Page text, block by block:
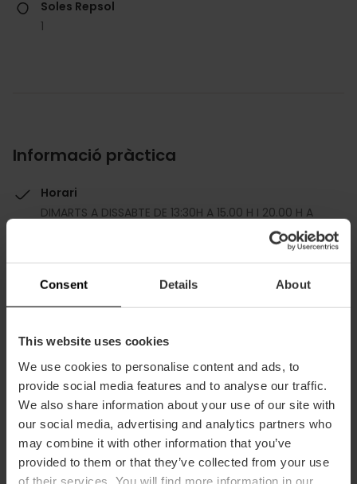
Consent Details About
This website uses cookies
We use cookies to personalise content and ads, to
provide social media features and to analyse our traffic.
We also share information about your use of our site with
our social media, advertising and analytics partners who
may combine it with other information that you’ve
provided to them or that they’ve collected from your use
of their services. You will find more information in our
Soles Repsol
1
Informació pràctica
Horari
DIMARTS A DISSABTE DE 13:30H A 15.00 H I 20.00 H A
110.00€
Capacitat
Restaurant
25